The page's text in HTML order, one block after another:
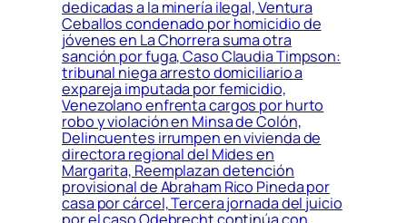
dedicadas a la minería ilegal, Ventura
Ceballos condenado por homicidio de
jóvenes en La Chorrera suma otra
sanción por fuga, Caso Claudia Timpson:
tribunal niega arresto domiciliario a
expareja imputada por femicidio,
Venezolano enfrenta cargos por hurto
robo y violación en Minsa de Colón,
Delincuentes irrumpen en vivienda de
directora regional del Mides en
Margarita, Reemplazan detención
provisional de Abraham Rico Pineda por
casa por cárcel, Tercera jornada del juicio